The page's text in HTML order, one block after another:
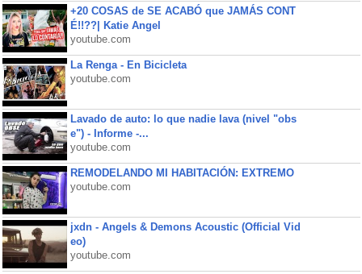
+20 COSAS de SE ACABÓ que JAMÁS CONT
É!!??| Katie Angel
youtube.com
La Renga - En Bicicleta
youtube.com
Lavado de auto: lo que nadie lava (nivel "obs
e") - Informe -...
youtube.com
REMODELANDO MI HABITACIÓN: EXTREMO
youtube.com
jxdn - Angels & Demons Acoustic (Official Vid
eo)
youtube.com